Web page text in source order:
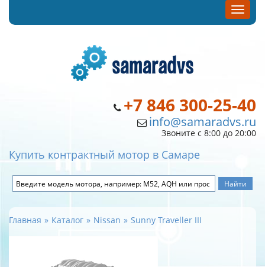
+7 846 300-25-40
info@samaradvs.ru
Звоните с 8:00 до 20:00
Купить контрактный мотор в Самаре
Главная Каталог Nissan Sunny Traveller III